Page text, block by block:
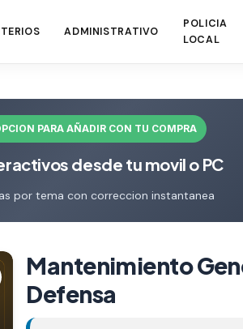
ADMINISTRATIVO
POLICIA
LOCAL
PARA AÑADIR CON TU COMPRA
desde tu movil o PC
por tema con correccion instantanea
Mantenimiento
Defensa